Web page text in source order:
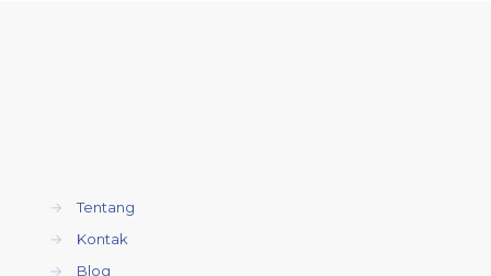
→
Tentang
→
Kontak
→
Blog